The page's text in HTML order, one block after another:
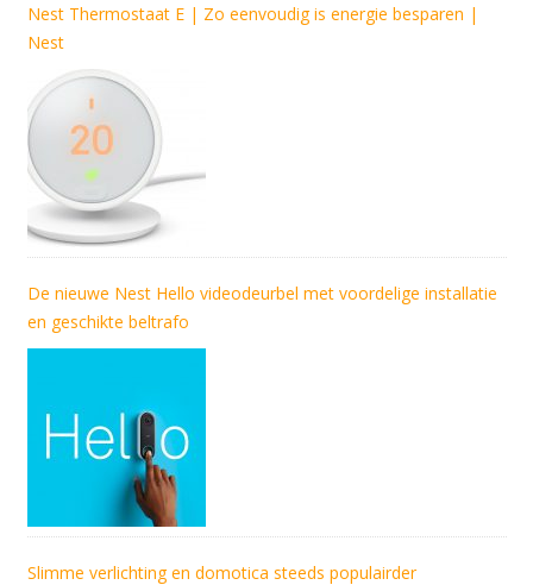
Nest Thermostaat E | Zo eenvoudig is energie besparen |
Nest
De nieuwe Nest Hello videodeurbel met voordelige installatie
en geschikte beltrafo
Slimme verlichting en domotica steeds populairder